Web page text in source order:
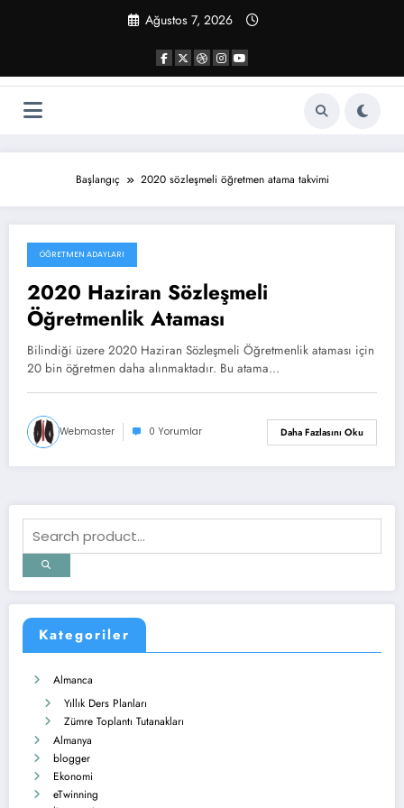
Ağustos 7, 2026
Başlangıç 2020 sözleşmeli öğretmen atama takvimi
Haziran 17, 2020
ÖĞRETMEN ADAYLARI
2020 Haziran Sözleşmeli
Öğretmenlik Ataması
Bilindiği üzere 2020 Haziran Sözleşmeli Öğretmenlik ataması için
20 bin öğretmen daha alınmaktadır. Bu atama…
Webmaster 0 Yorumlar Daha Fazlasını Oku
Kategoriler
Almanca
Yıllık Ders Planları
Zümre Toplantı Tutanakları
Almanya
blogger
Ekonomi
eTwinning